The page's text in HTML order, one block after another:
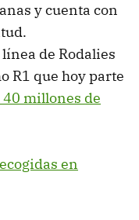
y cuenta con
de Rodalies
R1 que hoy parte
millones de
en